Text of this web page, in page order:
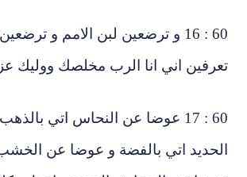
60 : 16 و ترضعين لبن الامم و ترضعين
اني انا الرب مخلصك ووليك عزيز
60 : 17 عوضا عن النحاس اتي بالذهب
اتي بالفضة و عوضا عن الخشب